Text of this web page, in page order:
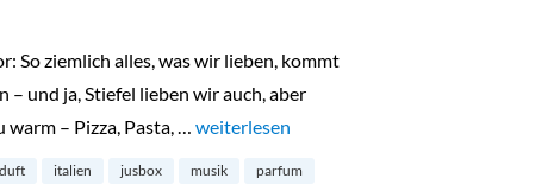
So ziemlich alles, was wir lieben, kommt
– und ja, Stiefel lieben wir auch, aber
– Pizza, Pasta, … „Beauty News: der neue Duft von JUSBOX“
weiterlesen
duft italien jusbox musik
parfum